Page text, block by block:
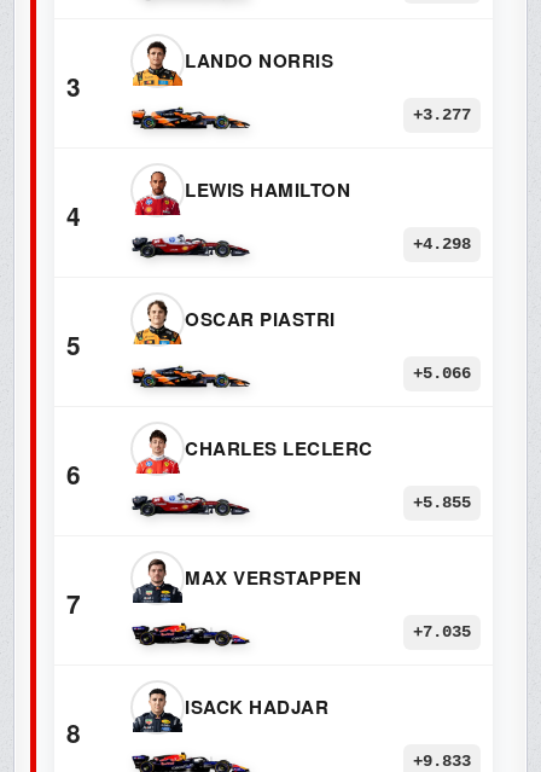
3
LANDO NORRIS
+3.277
4
LEWIS HAMILTON
+4.298
5
OSCAR PIASTRI
+5.066
6
CHARLES LECLERC
+5.855
7
MAX VERSTAPPEN
+7.035
8
ISACK HADJAR
+9.833